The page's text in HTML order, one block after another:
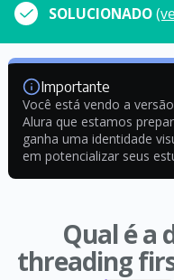
SOLUCIONADO
Importante
Você está vendo a
Alura que estamos
ganha uma identidade
em potencializar seus
Qual é a
threading